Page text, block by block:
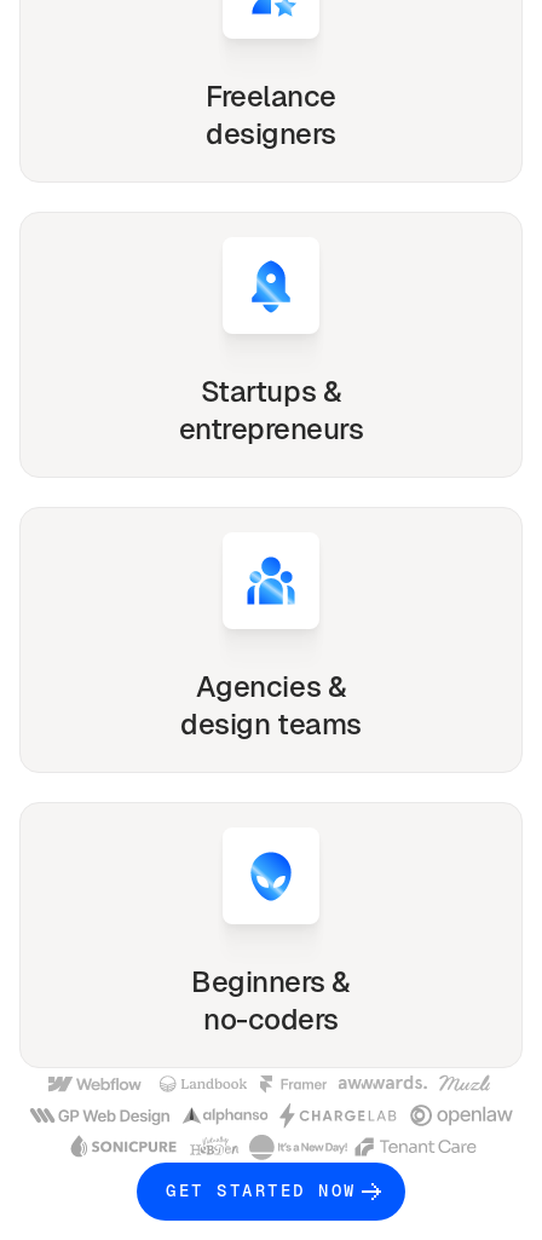
Freelance
designers
Startups &
entrepreneurs
Agencies &
design teams
Beginners &
no-coders
GET STARTED NOW